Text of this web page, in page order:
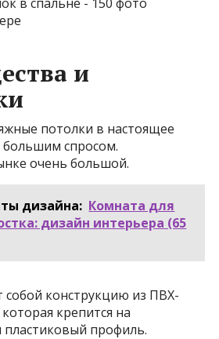
и
потолки в настоящее
большим спросом.
очень большой.
дизайна: Комната для
дизайн интерьера (65
собой конструкцию из ПВХ-
крепится на
профиль.